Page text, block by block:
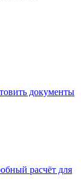
документы
расчёт для